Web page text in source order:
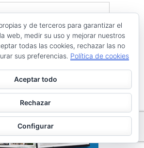
Search
y de terceros para garantizar el
web, medir su uso y mejorar nuestros
todas las cookies, rechazar las no
sus preferencias. Política de cookies
Aceptar todo
Rechazar
Configurar